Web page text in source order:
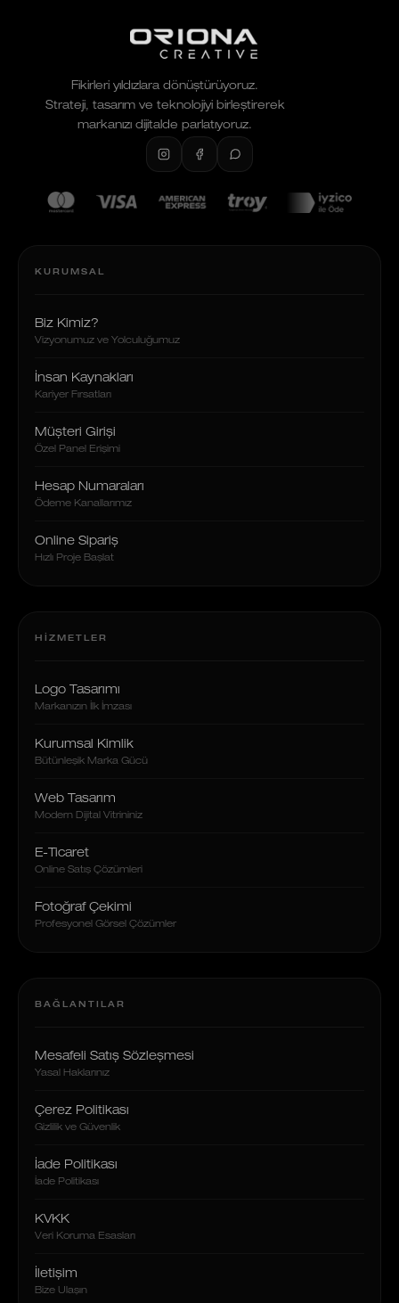
Fikirleri yıldızlara dönüştürüyoruz.
Strateji, tasarım ve teknolojiyi birleştirerek
markanızı dijitalde parlatıyoruz.
KURUMSAL
Biz Kimiz?
Vizyonumuz ve Yolculuğumuz
İnsan Kaynakları
Kariyer Fırsatları
Müşteri Girişi
Özel Panel Erişimi
Hesap Numaraları
Ödeme Kanallarımız
Online Sipariş
Hızlı Proje Başlat
HIZMETLER
Logo Tasarımı
Markanızın İlk İmzası
Kurumsal Kimlik
Bütünleşik Marka Gücü
Web Tasarım
Modern Dijital Vitrininiz
E-Ticaret
Online Satış Çözümleri
Fotoğraf Çekimi
Profesyonel Görsel Çözümler
BAĞLANTILAR
Mesafeli Satış Sözleşmesi
Yasal Haklarınız
Çerez Politikası
Gizlilik ve Güvenlik
İade Politikası
İade Politikası
KVKK
Veri Koruma Esasları
İletişim
Bize Ulaşın